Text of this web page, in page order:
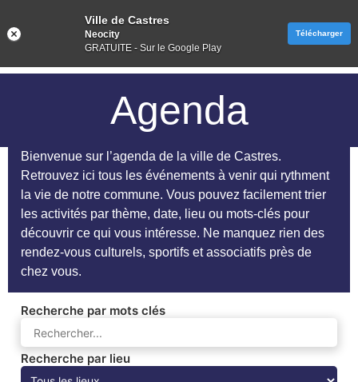
Agenda
Bienvenue sur l’agenda de la ville de Castres.
Retrouvez ici tous les événements à venir qui rythment
la vie de notre commune. Vous pouvez facilement trier
les activités par thème, date, lieu ou mots-clés pour
découvrir ce qui vous intéresse. Ne manquez rien des
rendez-vous culturels, sportifs et associatifs près de
chez vous.
Recherche par mots clés
Recherche par lieu
Ville de Castres
Neocity
GRATUITE - Sur le Google Play
Télécharger